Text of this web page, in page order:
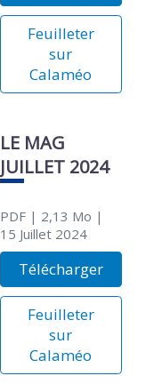
Feuilleter
sur
Calaméo
LE MAG
JUILLET 2024
PDF| 2,13 Mo |
15 Juillet 2024
Télécharger
Feuilleter
sur
Calaméo